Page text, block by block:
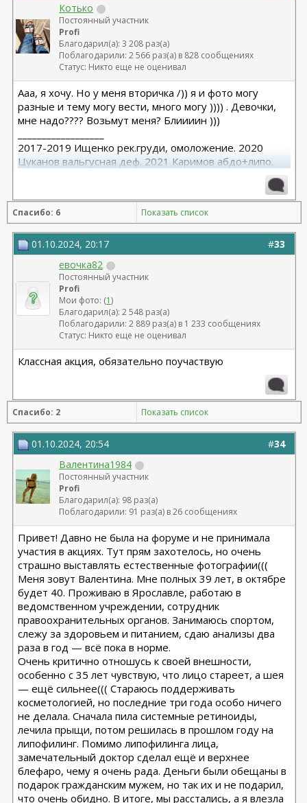
Котько
Постоянный участник
Profi
Благодарил(а): 3 208 раз(а)
Поблагодарили: 2 566 раз(а) в 828 сообщениях
Статус: Никто еще не оценивал
Ааа, я хочу. Но у меня вторичка /)) я и фото могу
разные и тему могу вести, много могу )))) . Девочки,
мне надо???? Возьмут меня? Блиииин )))
2017-2019 Ищенко рек.груди, омоложение. 2020
Цуканов вальгусная деф. 2021 Каримов абдо+липо.
Спасибо: 6 Показать список
#33
01.10.2024, 20:17
евочка82
Постоянный участник
Profi
Мои фото: (1)
Благодарил(а): 2 548 раз(а)
Поблагодарили: 2 889 раз(а) в 1 233 сообщениях
Статус: Никто еще не оценивал
Классная акция, обязательно поучаствую
Спасибо: 2 Показать список
#34
01.10.2024, 20:54
Валентина1984
Постоянный участник
Profi
Благодарил(а): 98 раз(а)
Поблагодарили: 91 раз(а) в 26 сообщениях
Привет! Давно не была на форуме и не принимала
участия в акциях. Тут прям захотелось, но очень
страшно выставлять естественные фотографии(((
Меня зовут Валентина. Мне полных 39 лет, в октябре
будет 40. Проживаю в Ярославле, работаю в
ведомственном учреждении, сотрудник
правоохранительных органов. Занимаюсь спортом,
слежу за здоровьем и питанием, сдаю анализы два
раза в год — всё пока в норме.
Очень критично отношусь к своей внешности,
особенно с 35 лет чувствую, что лицо стареет, а шея
— ещё сильнее((( Стараюсь поддерживать
косметологией, но последние три года особо ничего
не делала. Сначала пила системные ретиноиды,
лечила прыщи, потом решилась в прошлом году на
липофилинг. Помимо липофилинга лица,
замечательный доктор сделал ещё и верхнее
блефаро, чему я очень рада. Деньги были обещаны в
подарок гражданским мужем, но так их и не подарил,
что очень обидно. В итоге, мы расстались, а я влезла